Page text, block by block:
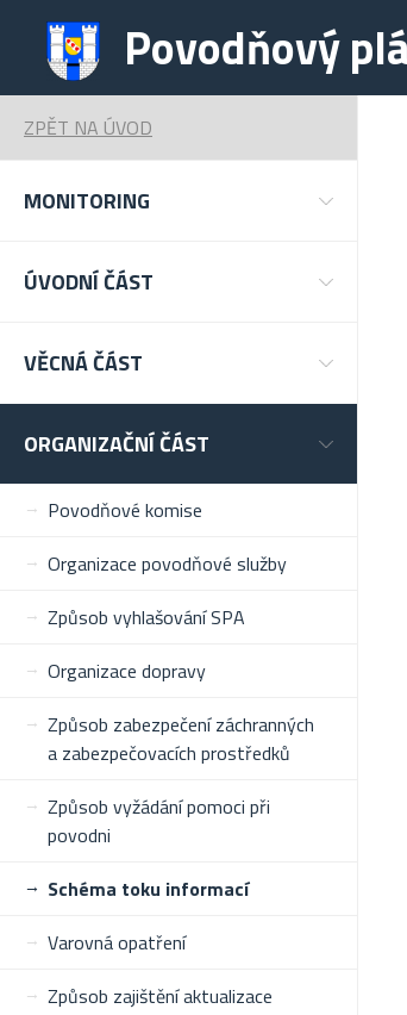
Povodňový
ZPĚT NA ÚVOD
MONITORING
ÚVODNÍ ČÁST
VĚCNÁ ČÁST
ORGANIZAČNÍ ČÁST
Povodňové komise
Organizace povodňové služby
Způsob vyhlašování SPA
Organizace dopravy
Způsob zabezpečení záchranných
a zabezpečovacích prostředků
Způsob vyžádání pomoci při
povodni
Schéma toku informací
Varovná opatření
Způsob zajištění aktualizace